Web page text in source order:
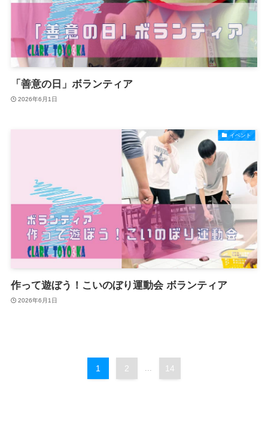
「善意の日」ボランティア
2026年6月1日
イベント
作って遊ぼう！こいのぼり運動会 ボランティア
2026年6月1日
1 2 ... 14